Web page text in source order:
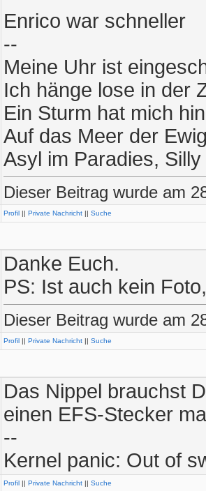
Enrico war schneller
--
Meine Uhr ist
Ich hänge lose in der
Ein Sturm hat mich
Auf das Meer der
Asyl im Paradies, Silly
Dieser Beitrag wurde am
Profil || Private Nachricht || Suche
Danke Euch.
PS: Ist auch kein
Dieser Beitrag wurde am
Profil || Private Nachricht || Suche
Das Nippel brauchst
einen EFS-Stecker
--
Kernel panic: Out of
Profil || Private Nachricht || Suche